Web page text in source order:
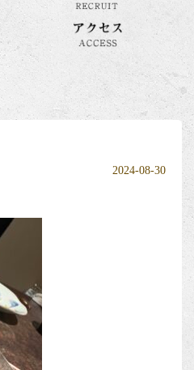
2024-08-30